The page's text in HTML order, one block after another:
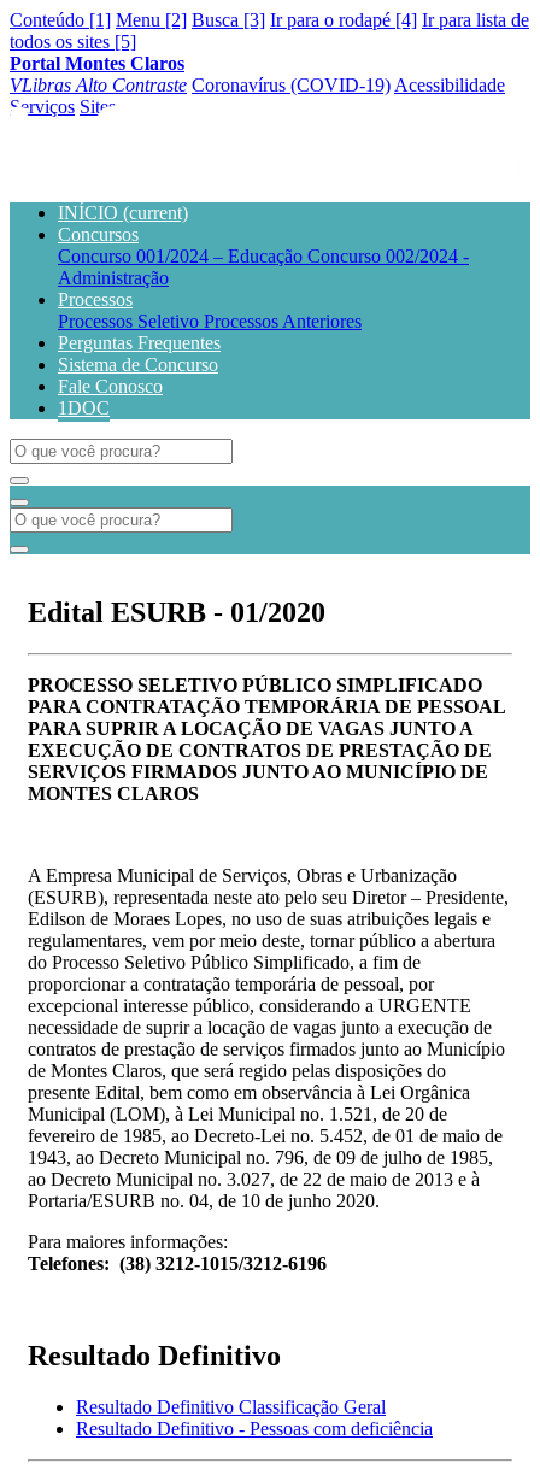
Conteúdo [1] Menu [2] Busca [3] Ir para o rodapé [4] Ir para lista de
todos os sites [5]
Portal Montes Claros
VLibras Alto Contraste Coronavírus (COVID-19) Acessibilidade
Serviços Sites
INÍCIO (current)
Concursos
Concurso 001/2024 – Educação Concurso 002/2024 -
Administração
Processos
Processos Seletivo Processos Anteriores
Perguntas Frequentes
Sistema de Concurso
Fale Conosco
1DOC
Edital ESURB - 01/2020
PROCESSO SELETIVO PÚBLICO SIMPLIFICADO
PARA CONTRATAÇÃO TEMPORÁRIA DE PESSOAL
PARA SUPRIR A LOCAÇÃO DE VAGAS JUNTO A
EXECUÇÃO DE CONTRATOS DE PRESTAÇÃO DE
SERVIÇOS FIRMADOS JUNTO AO MUNICÍPIO DE
MONTES CLAROS
A Empresa Municipal de Serviços, Obras e Urbanização
(ESURB), representada neste ato pelo seu Diretor – Presidente,
Edilson de Moraes Lopes, no uso de suas atribuições legais e
regulamentares, vem por meio deste, tornar público a abertura
do Processo Seletivo Público Simplificado, a fim de
proporcionar a contratação temporária de pessoal, por
excepcional interesse público, considerando a URGENTE
necessidade de suprir a locação de vagas junto a execução de
contratos de prestação de serviços firmados junto ao Município
de Montes Claros, que será regido pelas disposições do
presente Edital, bem como em observância à Lei Orgânica
Municipal (LOM), à Lei Municipal no. 1.521, de 20 de
fevereiro de 1985, ao Decreto-Lei no. 5.452, de 01 de maio de
1943, ao Decreto Municipal no. 796, de 09 de julho de 1985,
ao Decreto Municipal no. 3.027, de 22 de maio de 2013 e à
Portaria/ESURB no. 04, de 10 de junho 2020.
Para maiores informações:
Telefones: (38) 3212-1015/3212-6196
Resultado Definitivo
Resultado Definitivo Classificação Geral
Resultado Definitivo - Pessoas com deficiência